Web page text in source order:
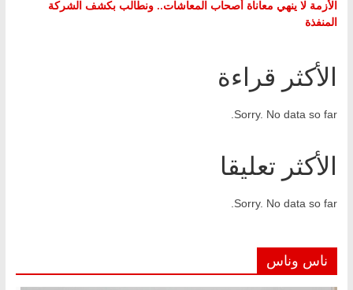
الأزمة لا ينهي معاناة أصحاب المعاشات.. ونطالب بكشف الشركة
المنفذة
الأكثر قراءة
Sorry. No data so far.
الأكثر تعليقا
Sorry. No data so far.
ناس وناس